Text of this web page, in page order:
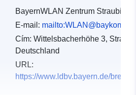
BayernWLAN Zentrum Straubing
E-mail:
Cím: Wittelsbacherhöhe 3,
Deutschland
URL:
https://www.ldbv.bayern.de/